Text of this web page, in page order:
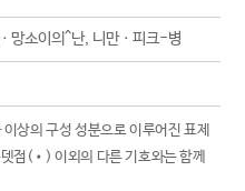
망소이의^난, 니만ㆍ피크-병
상의 구성 성분으로 이루어진 표제
점(•) 이외의 다른 기호와는 함께